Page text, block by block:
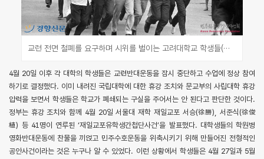
교련 전면 철폐를 요구하며 시위를 벌이는 고려대학교 학생들(경향신문사, 민주화운동기념사업회)
4월 20일 이후 각 대학의 학생들은 교련반대운동을 잠시 중단하고 수업에 정상 참여
하기로 결정했다. 이미 내려진 국립대학에 대한 휴강 조치와 문교부의 사립대학 휴강
압력을 보면서 학생들은 학교가 폐쇄되는 구실을 주어서는 안 된다고 판단한 것이다.
정부는 휴강 조치와 함께 4월 20일 서울대 재학 재일교포 서승(徐勝), 서준식(徐俊
植) 등 41명이 연루된 ‘재일교포유학생간첩단사건’을 발표했다. 대학생들의 학원병
영화반대운동에 찬물을 끼얹고 민주수호운동을 위축시키기 위해 만들어진 전형적인
공안사건이라는 것은 누구나 알 수 있었다. 이런 상황에서 학생들은 4월 27일과 5월